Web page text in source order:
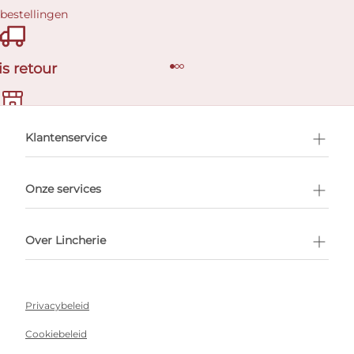
retour
afspraak
Klantenservice
Onze services
Over Lincherie
Privacybeleid
Cookiebeleid